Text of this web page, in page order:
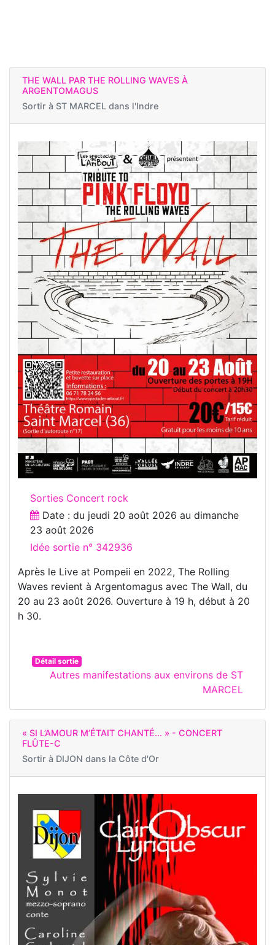
THE WALL PAR THE ROLLING WAVES À
ARGENTOMAGUS
Sortir à ST MARCEL dans l'Indre
Sorties Concert rock
Date : du jeudi 20 août 2026 au dimanche
23 août 2026
Idée sortie n° 342936
Après le Live at Pompeii en 2022, The Rolling
Waves revient à Argentomagus avec The Wall, du
20 au 23 août 2026. Ouverture à 19 h, début à 20
h 30.
Détail sortie
Autres manifestations aux environs de ST
MARCEL
« SI L’AMOUR M’ÉTAIT CHANTÉ... » - CONCERT
FLÛTE-C
Sortir à DIJON dans la Côte d'Or